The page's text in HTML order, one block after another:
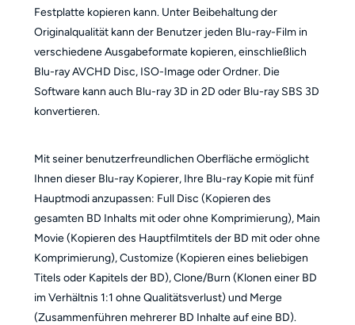
Festplatte kopieren kann. Unter Beibehaltung der
Originalqualität kann der Benutzer jeden Blu-ray-Film in
verschiedene Ausgabeformate kopieren, einschließlich
Blu-ray AVCHD Disc, ISO-Image oder Ordner. Die
Software kann auch Blu-ray 3D in 2D oder Blu-ray SBS 3D
konvertieren.
Mit seiner benutzerfreundlichen Oberfläche ermöglicht
Ihnen dieser Blu-ray Kopierer, Ihre Blu-ray Kopie mit fünf
Hauptmodi anzupassen: Full Disc (Kopieren des
gesamten BD Inhalts mit oder ohne Komprimierung), Main
Movie (Kopieren des Hauptfilmtitels der BD mit oder ohne
Komprimierung), Customize (Kopieren eines beliebigen
Titels oder Kapitels der BD), Clone/Burn (Klonen einer BD
im Verhältnis 1:1 ohne Qualitätsverlust) und Merge
(Zusammenführen mehrerer BD Inhalte auf eine BD).